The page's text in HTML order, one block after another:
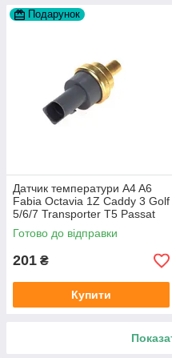
Подарунок
Датчик температури A4 A6
Fabia Octavia 1Z Caddy 3 Golf
5/6/7 Transporter T5 Passat
B6 (колір сірий)
Готово до відправки
201 ₴
Купити